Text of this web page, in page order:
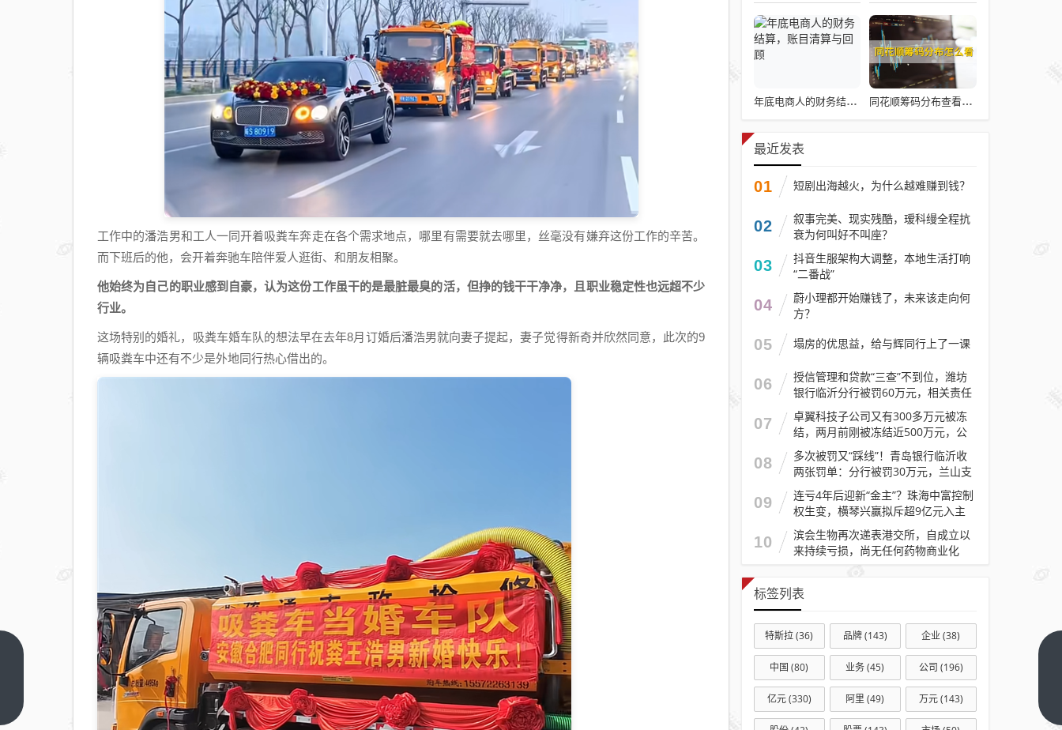
工作中的潘浩男和工人一同开着吸粪车奔走在各个需求地点，哪里有需要就去哪里，丝毫没有嫌弃这份工作的辛苦。
而下班后的他，会开着奔驰车陪伴爱人逛街、和朋友相聚。
他始终为自己的职业感到自豪，认为这份工作虽干的是最脏最臭的活，但挣的钱干干净净，且职业稳定性也远超不少
行业。
这场特别的婚礼，吸粪车婚车队的想法早在去年8月订婚后潘浩男就向妻子提起，妻子觉得新奇并欣然同意，此次的9
辆吸粪车中还有不少是外地同行热心借出的。
年底电商人的财务结算，账目清算与回顾 同花顺筹码分布查看详解攻略
最近发表
01 短剧出海越火，为什么越难赚到钱？
02
叙事完美、现实残酷，瑷科缦全程抗
衰为何叫好不叫座？
03
抖音生服架构大调整，本地生活打响
“二番战”
04
蔚小理都开始赚钱了，未来该走向何
方？
05 塌房的优思益，给与辉同行上了一课
06
授信管理和贷款“三查”不到位，潍坊
银行临沂分行被罚60万元，相关责任
人被警告
07
卓翼科技子公司又有300多万元被冻
结，两月前刚被冻结近500万元，公
司去年预计亏损至少2.1亿元
08
多次被罚又“踩线”！青岛银行临沂收
两张罚单：分行被罚30万元，兰山支
行被罚30万元
09
连亏4年后迎新“金主”？珠海中富控制
权生变，横琴兴赢拟斥超9亿元入主
10
滨会生物再次递表港交所，自成立以
来持续亏损，尚无任何药物商业化
标签列表
特斯拉(36) 品牌(143) 企业(38)
中国 (80) 业务(45) 公司 (196)
亿元(330) 阿里 (49) 万元(143)